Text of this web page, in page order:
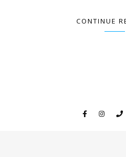
CONTINUE